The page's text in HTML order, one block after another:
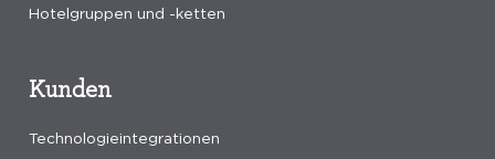
Hotelgruppen und -ketten
Kunden
Technologieintegrationen